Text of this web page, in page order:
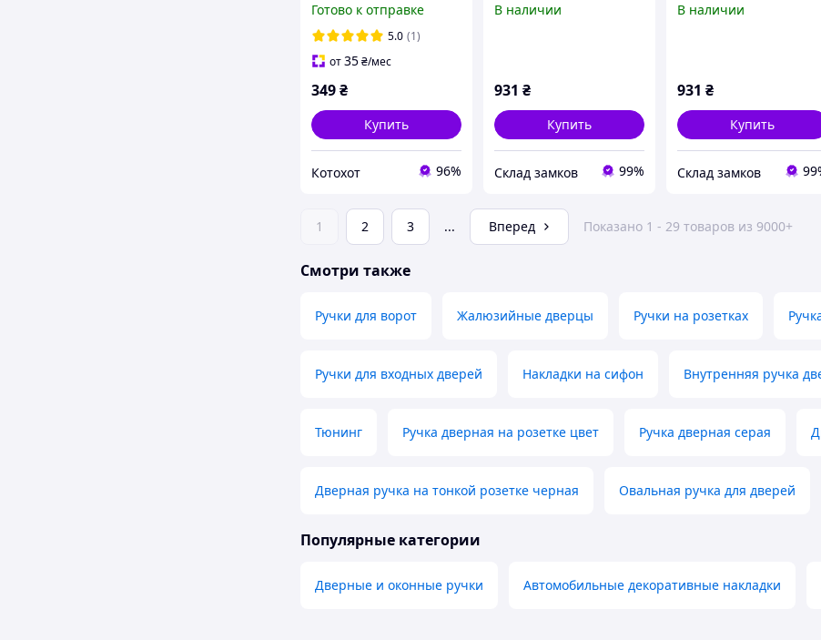
Готово к отправке
5.0 (1)
от35₴/мес
349₴
Купить
Котохот 96%
В наличии
931 ₴
Купить
Склад замков 99%
В наличии
931 ₴
Купить
Склад замков
1 2 3 ... Вперед Показано 1 - 29 товаров из 9000+
Смотри также
Ручки для ворот Жалюзийные дверцы Ручки на розетках
Ручки для входных дверей Накладки на сифон Внутренняя ручка
Тюнинг Ручка дверная на розетке цвет Ручка дверная серая
Дверная ручка на тонкой розетке черная Овальная ручка для дверей
Популярные категории
Дверные и оконные ручки Автомобильные декоративные накладки